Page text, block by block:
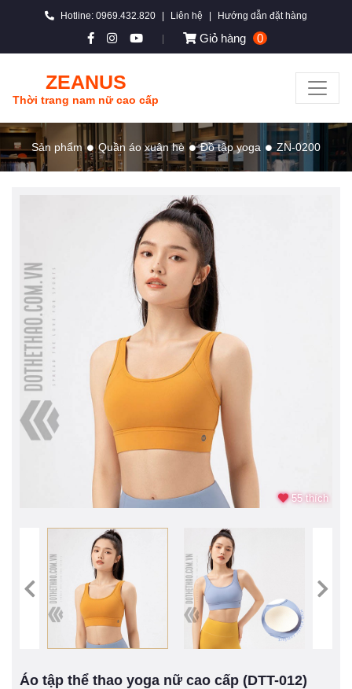
Hotline: 0969.432.820 Liên hệ Hướng dẫn đặt hàng
Giỏ hàng 0
ZEANUS
Thời trang nam nữ cao cấp
Sản phẩm Quần áo xuân hè Đồ tập yoga ZN-0200
55 thích
Áo tập thể thao yoga nữ cao cấp (DTT-012)